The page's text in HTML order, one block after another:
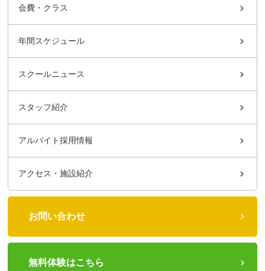
会費・クラス
年間スケジュール
スクールニュース
スタッフ紹介
アルバイト採用情報
アクセス・施設紹介
お問い合わせ
無料体験はこちら